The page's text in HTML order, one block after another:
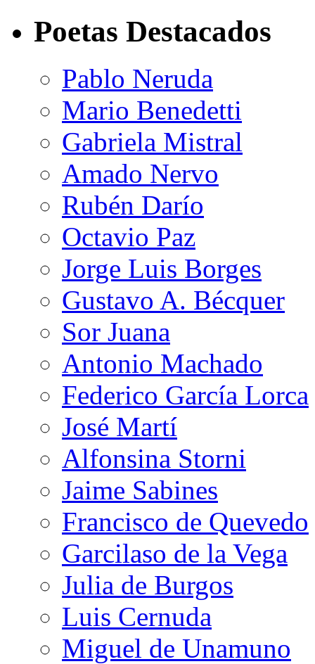
Poetas Destacados
Pablo Neruda
Mario Benedetti
Gabriela Mistral
Amado Nervo
Rubén Darío
Octavio Paz
Jorge Luis Borges
Gustavo A. Bécquer
Sor Juana
Antonio Machado
Federico García Lorca
José Martí
Alfonsina Storni
Jaime Sabines
Francisco de Quevedo
Garcilaso de la Vega
Julia de Burgos
Luis Cernuda
Miguel de Unamuno